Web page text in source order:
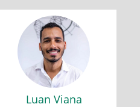
Luan Viana
Luan Viana
Mesa Redonda : Práticas
Contemporâneas e
Perspectivas Futuras da
Engenharia